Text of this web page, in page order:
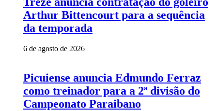
Arthur Bittencourt para a sequência
da temporada
6 de agosto de 2026
Picuiense anuncia Edmundo Ferraz
como treinador para a 2ª divisão do
Campeonato Paraibano